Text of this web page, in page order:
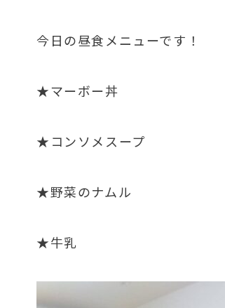
今日の昼食メニューです！
★マーボー丼
★コンソメスープ
★野菜のナムル
★牛乳